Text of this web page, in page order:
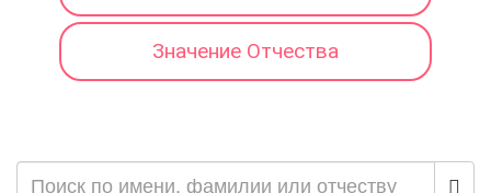
Значение Отчества